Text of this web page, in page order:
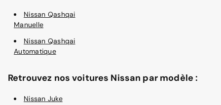
Nissan Qashqai
Manuelle
Nissan Qashqai
Automatique
Retrouvez nos voitures Nissan par modèle :
Nissan Juke